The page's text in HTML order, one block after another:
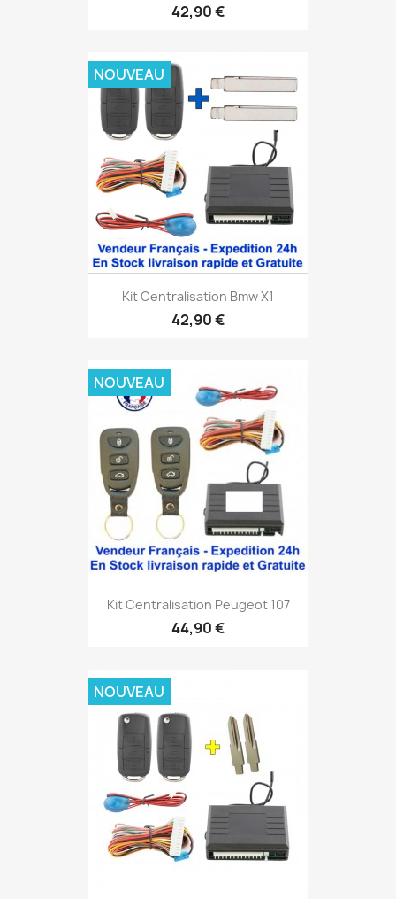
42,90 €
Kit Centralisation Bmw X1
42,90 €
NOUVEAU
Kit Centralisation Peugeot 107
44,90 €
NOUVEAU
NOUVEAU